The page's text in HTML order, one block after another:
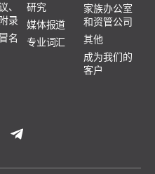
、
录
名
研究
媒体报道
专业词汇
家族办公室
和资管公司
其他
成为我们的
客户